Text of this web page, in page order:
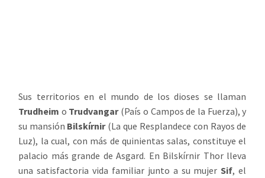
Sus territorios en el mundo de los dioses se llaman
Trudheim o Trudvangar(País o Campos de la Fuerza), y
su mansión Bilskírnir(La que Resplandece con Rayos de
Luz), la cual, con más de quinientas salas, constituye el
palacio más grande de Asgard. En Bilskírnir Thor lleva
una satisfactoria vida familiar junto a su mujerSif, el